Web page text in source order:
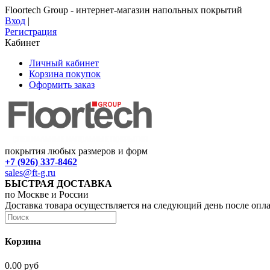
Floortech Group - интернет-магазин напольных покрытий
Вход |
Регистрация
Кабинет
Личный кабинет
Корзина покупок
Оформить заказ
покрытия любых размеров и форм
+7 (926) 337-8462
sales@ft-g.ru
БЫСТРАЯ ДОСТАВКА
по Москве и России
Доставка товара осуществляется на следующий день после
Корзина
0.00 руб